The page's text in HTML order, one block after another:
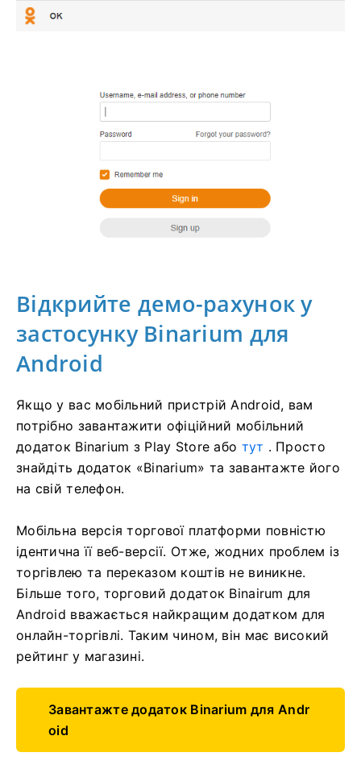
Відкрийте демо-рахунок у
застосунку Binarium для
Android
Якщо у вас мобільний пристрій Android, вам
потрібно завантажити офіційний мобільний
додаток Binarium з Play Store або тут . Просто
знайдіть додаток «Binarium» та завантажте його
на свій телефон.
Мобільна версія торгової платформи повністю
ідентична її веб-версії. Отже, жодних проблем із
торгівлею та переказом коштів не виникне.
Більше того, торговий додаток Binairum для
Android вважається найкращим додатком для
онлайн-торгівлі. Таким чином, він має високий
рейтинг у магазині.
Завантажте додаток Binarium для Andr
oid